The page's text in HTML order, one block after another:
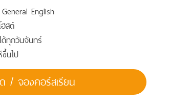
English
สต์
ด้ทุกวันจันทร์
นไป
/ จองคอร์สเรียน